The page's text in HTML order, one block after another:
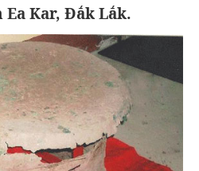
Kar, Đắk Lắk.